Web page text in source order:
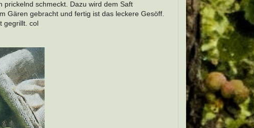
prickelnd schmeckt. Dazu wird dem Saft
Gären gebracht und fertig ist das leckere Gesöff.
gegrillt. col